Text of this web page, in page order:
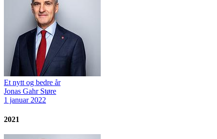
Et nytt og bedre år
Jonas Gahr Støre
1 januar 2022
2021